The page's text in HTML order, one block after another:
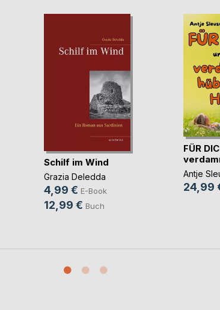
Schilf im Wind
Grazia Deledda
4,99 € E-Book
12,99 € Buch
FÜR
Antje
24,99